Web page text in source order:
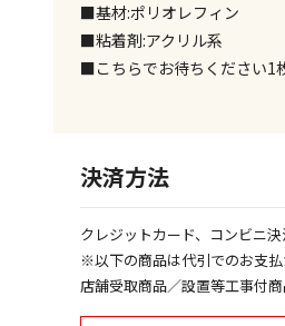
■基材:ポリオレフィン
■粘着剤:アクリル系
■こちらでお待ちください1
決済方法
クレジットカード、コンビニ
※以下の商品は代引でのお支
店舗受取商品／設置等工事付